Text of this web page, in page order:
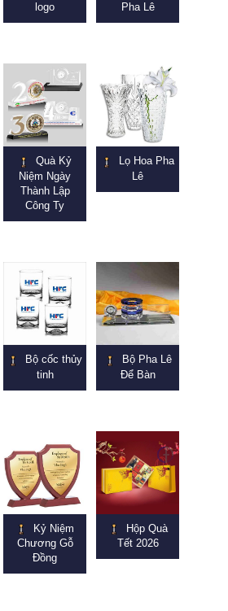
logo
Pha Lê
Quà Kỷ
Niệm Ngày
Thành Lập
Công Ty
Lọ Hoa Pha
Lê
Bộ cốc thủy
tinh
Bộ Pha Lê
Để Bàn
Kỷ Niệm
Chương Gỗ
Đồng
Hộp Quà
Tết 2026